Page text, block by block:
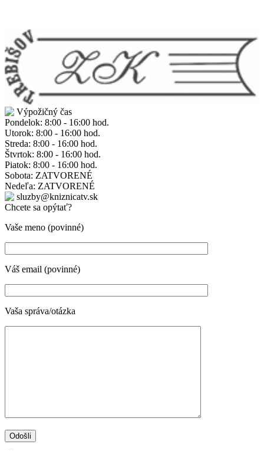
Výpožičný čas
Pondelok: 8:00 - 16:00 hod.
Utorok: 8:00 - 16:00 hod.
Streda: 8:00 - 16:00 hod.
Štvrtok: 8:00 - 16:00 hod.
Piatok: 8:00 - 16:00 hod.
Sobota: ZATVORENÉ
Nedeľa: ZATVORENÉ
sluzby@kniznicatv.sk
Chcete sa opýtať?
Vaše meno (povinné)
Váš email (povinné)
Vaša správa/otázka